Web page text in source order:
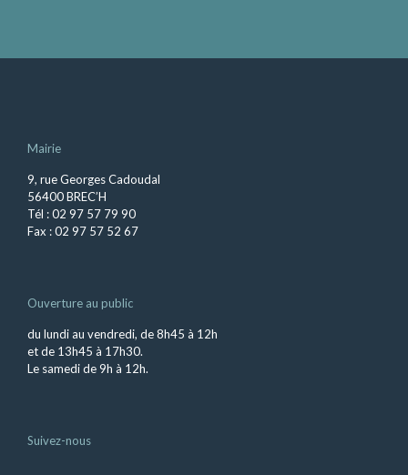
Mairie
9, rue Georges Cadoudal
56400 BREC’H
Tél : 02 97 57 79 90
Fax : 02 97 57 52 67
Ouverture au public
du lundi au vendredi, de 8h45 à 12h
et de 13h45 à 17h30.
Le samedi de 9h à 12h.
Suivez-nous